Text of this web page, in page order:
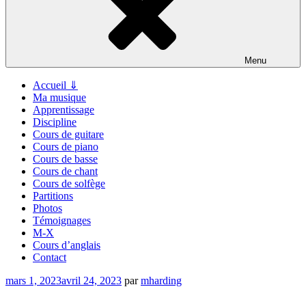
Menu
Accueil ⇓
Ma musique
Apprentissage
Discipline
Cours de guitare
Cours de piano
Cours de basse
Cours de chant
Cours de solfège
Partitions
Photos
Témoignages
M-X
Cours d’anglais
Contact
Publié
mars 1, 2023avril 24, 2023 parmharding